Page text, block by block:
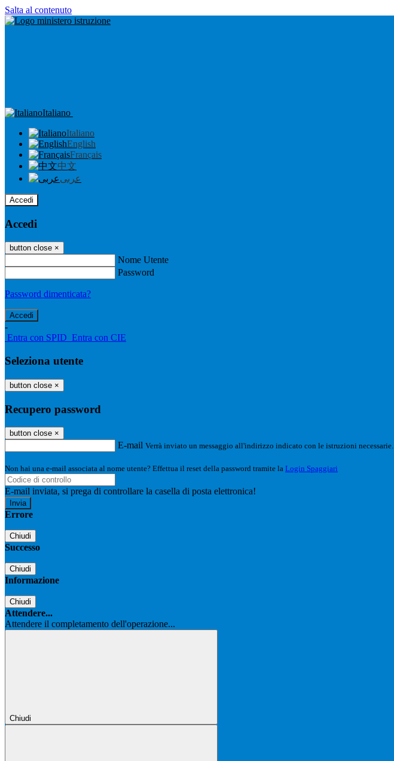
Salta al contenuto
Italiano
Italiano
English
Français
中文
عربى
Accedi
Accedi
button close ×
Nome Utente
Password
Password dimenticata?
-
Entra con SPID Entra con CIE
Seleziona utente
button close ×
Recupero password
button close ×
E-mail Verrà inviato un messaggio all'indirizzo indicato con le istruzioni necessarie.
Non hai una e-mail associata al nome utente? Effettua il reset della password tramite la Login Spaggiari
E-mail inviata, si prega di controllare la casella di posta elettronica!
Errore
Chiudi
Successo
Chiudi
Informazione
Chiudi
Attendere...
Attendere il completamento dell'operazione...
Chiudi